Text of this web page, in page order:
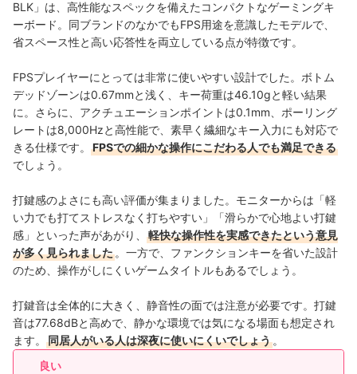
BLK」は、高性能なスペックを備えたコンパクトなゲーミングキ
ーボード。同ブランドのなかでもFPS用途を意識したモデルで、
省スペース性と高い応答性を両立している点が特徴です。
FPSプレイヤーにとっては非常に使いやすい設計でした。ボトム
デッドゾーンは0.67mmと浅く、キー荷重は46.10gと軽い結果
に。さらに、アクチュエーションポイントは0.1mm、ポーリング
レートは8,000Hzと高性能で、素早く繊細なキー入力にも対応で
きる仕様です。
FPSでの細かな操作にこだわる人でも満足できる
でしょう。
打鍵感のよさにも高い評価が集まりました。モニターからは「軽
い力でも打てストレスなく打ちやすい」「滑らかで心地よい打鍵
感」といった声があがり、
軽快な操作性を実感できたという意見
が多く見られました 。一方で、ファンクションキーを省いた設計
のため、操作がしにくいゲームタイトルもあるでしょう。
打鍵音は全体的に大きく、静音性の面では注意が必要です。打鍵
音は77.68dBと高めで、静かな環境では気になる場面も想定され
ます。
同居人がいる人は深夜に使いにくいでしょう 。
良い